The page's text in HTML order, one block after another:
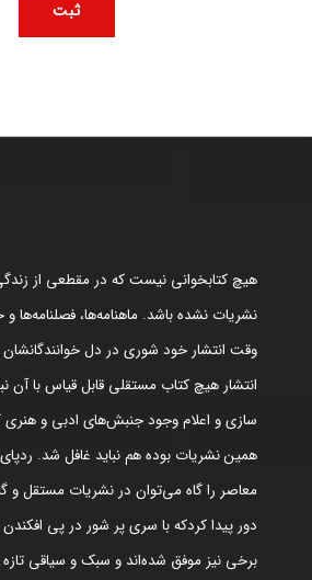
هیچ کتابخوانی نیست که در مقطعی از
نشریات نشده باشد. ماهنامه‌ها، فصلنامه‌ها و
وقت انتشار خود شوری در دل خوانندگانشان
انتشار هیچ کتاب مستقلی قابل قیاس با آن
سازی و اعلام وجود جنبش‌های ادبی و هنری
همین نشریات بوده هم نباید غافل شد.
معاصر را گاه می‌توان در نشریات مستقل و
دور پیدا کردکه با سری پر شور در پی
برخی نیز موفق شده‌اند و سبک و سیاقی تازه